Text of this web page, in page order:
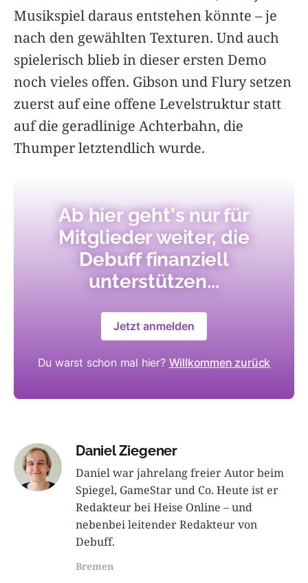
Musikspiel daraus entstehen könnte – je
nach den gewählten Texturen. Und auch
spielerisch blieb in dieser ersten Demo
noch vieles offen. Gibson und Flury setzen
zuerst auf eine offene Levelstruktur statt
auf die geradlinige Achterbahn, die
Thumper letztendlich wurde.
Ab hier geht's nur für
Mitglieder weiter, die
Debuff finanziell
unterstützen...
Jetzt anmelden
Du warst schon mal hier? Willkommen zurück
Daniel Ziegener
Daniel war jahrelang freier Autor beim
Spiegel, GameStar und Co. Heute ist er
Redakteur bei Heise Online – und
nebenbei leitender Redakteur von
Debuff.
Bremen